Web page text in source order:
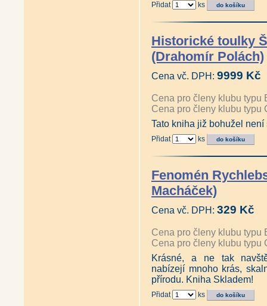
Přidat ks
Historické toulky
(Drahomír Polách)
Cena vč. DPH: 9999 Kč
Cena pro členy klubu typu
Cena pro členy klubu typu
Tato kniha již bohužel není
Přidat ks
Fenomén
Macháček)
Cena vč. DPH: 329 Kč
Cena pro členy klubu typu
Cena pro členy klubu typu
Krásné, a ne tak
nabízejí mnoho krás,
přírodu. Kniha Skladem!
Přidat ks